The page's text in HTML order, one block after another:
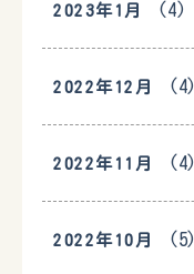
2023年1月 (4)
2022年12月 (4)
2022年11月 (4)
2022年10月 (5)